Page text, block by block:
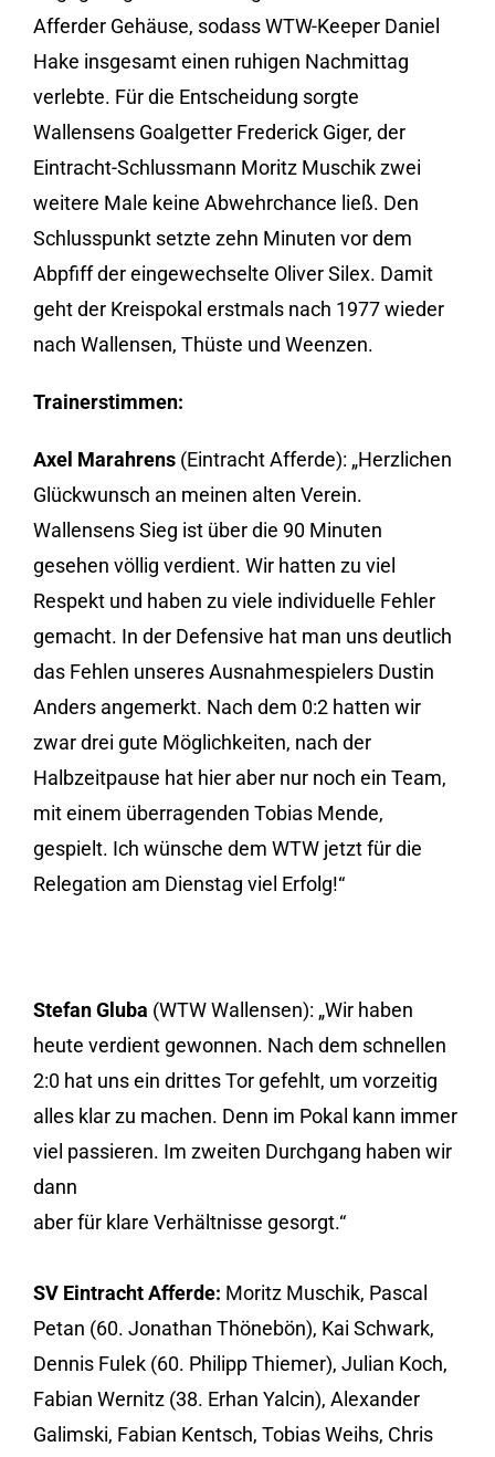
Afferder Gehäuse, sodass WTW-Keeper Daniel
Hake insgesamt einen ruhigen Nachmittag
verlebte. Für die Entscheidung sorgte
Wallensens Goalgetter Frederick Giger, der
Eintracht-Schlussmann Moritz Muschik zwei
weitere Male keine Abwehrchance ließ. Den
Schlusspunkt setzte zehn Minuten vor dem
Abpfiff der eingewechselte Oliver Silex. Damit
geht der Kreispokal erstmals nach 1977 wieder
nach Wallensen, Thüste und Weenzen.
Trainerstimmen:
Axel Marahrens (Eintracht Afferde): „Herzlichen
Glückwunsch an meinen alten Verein.
Wallensens Sieg ist über die 90 Minuten
gesehen völlig verdient. Wir hatten zu viel
Respekt und haben zu viele individuelle Fehler
gemacht. In der Defensive hat man uns deutlich
das Fehlen unseres Ausnahmespielers Dustin
Anders angemerkt. Nach dem 0:2 hatten wir
zwar drei gute Möglichkeiten, nach der
Halbzeitpause hat hier aber nur noch ein Team,
mit einem überragenden Tobias Mende,
gespielt. Ich wünsche dem WTW jetzt für die
Relegation am Dienstag viel Erfolg!“
Stefan Gluba (WTW Wallensen): „Wir haben
heute verdient gewonnen. Nach dem schnellen
2:0 hat uns ein drittes Tor gefehlt, um vorzeitig
alles klar zu machen. Denn im Pokal kann immer
viel passieren. Im zweiten Durchgang haben wir
dann
aber für klare Verhältnisse gesorgt.“
SV Eintracht Afferde: Moritz Muschik, Pascal
Petan (60. Jonathan Thönebön), Kai Schwark,
Dennis Fulek (60. Philipp Thiemer), Julian Koch,
Fabian Wernitz (38. Erhan Yalcin), Alexander
Galimski, Fabian Kentsch, Tobias Weihs, Chris